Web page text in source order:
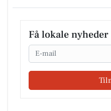
Få lokale nyheder
Email